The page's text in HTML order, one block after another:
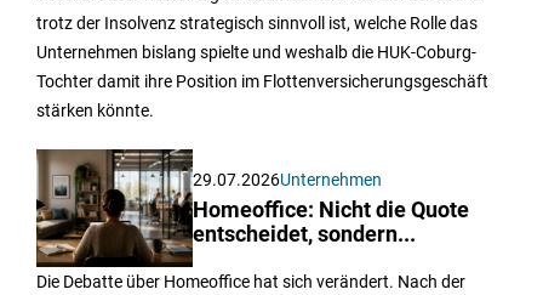
trotz der Insolvenz strategisch sinnvoll ist, welche Rolle das
Unternehmen bislang spielte und weshalb die HUK-Coburg-
Tochter damit ihre Position im Flottenversicherungsgeschäft
stärken könnte.
29.07.2026Unternehmen
Homeoffice: Nicht die Quote
entscheidet, sondern...
Die Debatte über Homeoffice hat sich verändert. Nach der